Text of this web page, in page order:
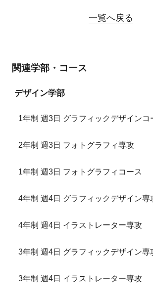
一覧へ戻る
関連学部・コース
デザイン学部
1年制 週3日 グラフィックデザインコ
2年制 週3日 フォトグラフィ専攻
1年制 週3日 フォトグラフィコース
4年制 週4日 グラフィックデザイン専
4年制 週4日 イラストレーター専攻
3年制 週4日 グラフィックデザイン専
3年制 週4日 イラストレーター専攻